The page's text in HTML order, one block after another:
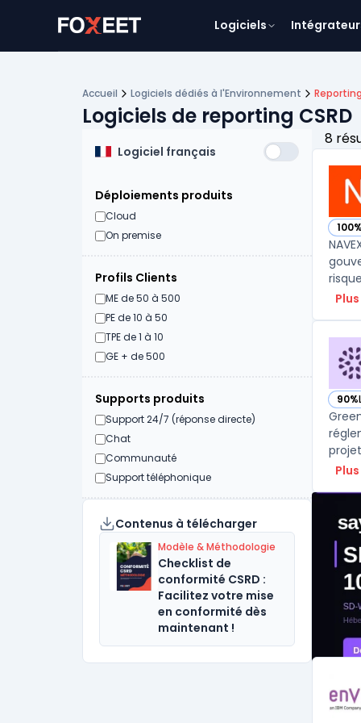
Logiciels
Accueil Logiciels dédiés à l'Environnement
Logiciels de reporting CSRD
Logiciel français
Déploiements produits
Cloud
On premise
Profils Clients
ME de 50 à 500
PE de 10 à 50
TPE de 1 à 10
GE + de 500
Supports produits
Support 24/7 (réponse directe)
Chat
Communauté
Support téléphonique
Contenus à télécharger
Modèle & Méthodologie
Checklist de
conformité CSRD :
Facilitez votre mise
en conformité dès
maintenant !
8
100%
—
90%
—